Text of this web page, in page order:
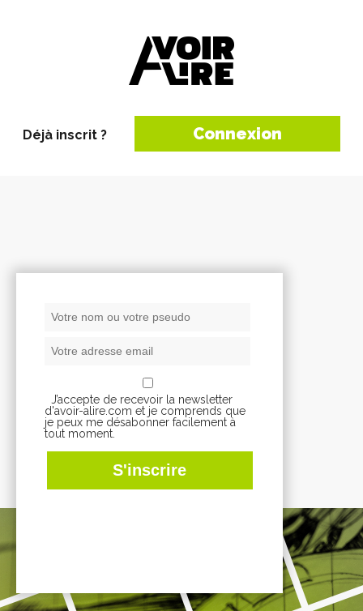
Déjà inscrit ? Connexion
J’accepte de recevoir la newsletter
d'avoir-alire.com et je comprends que
je peux me désabonner facilement à
tout moment.